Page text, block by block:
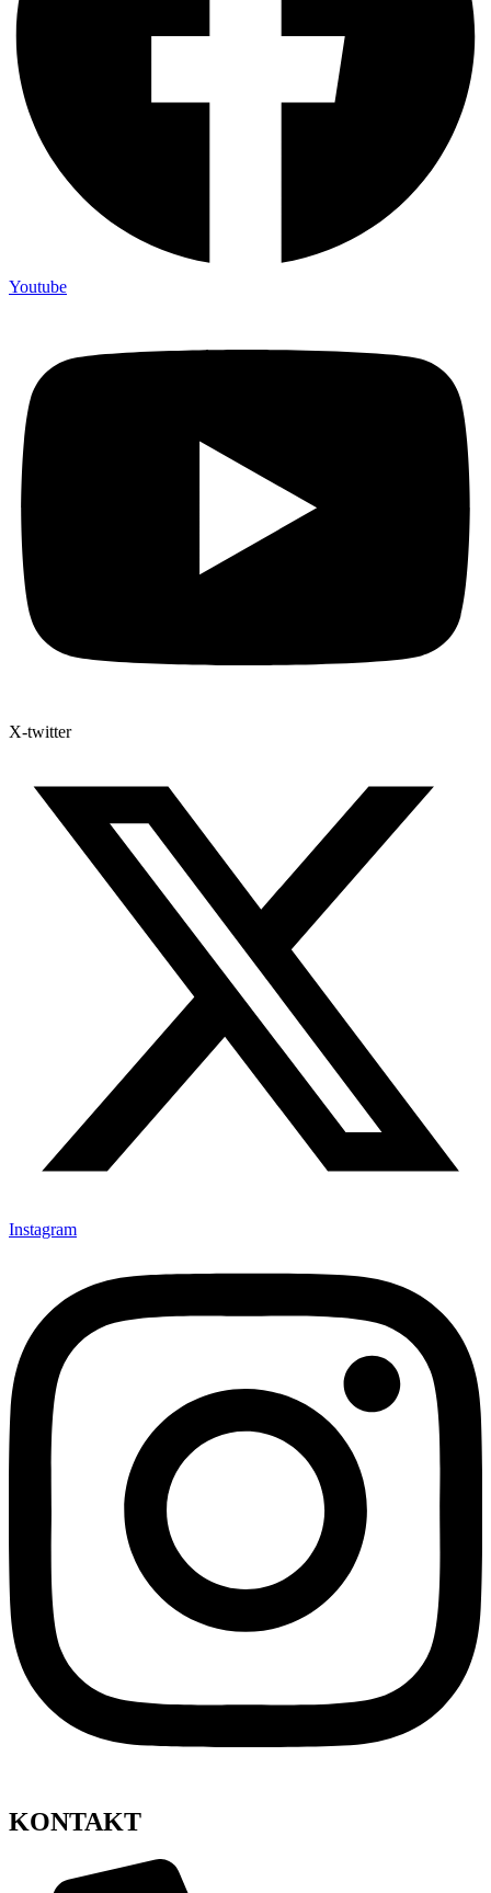
Youtube
X-twitter
Instagram
KONTAKT